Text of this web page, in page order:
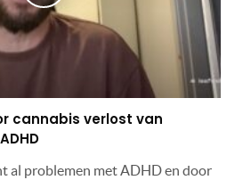
cannabis verlost van
al problemen met ADHD en door